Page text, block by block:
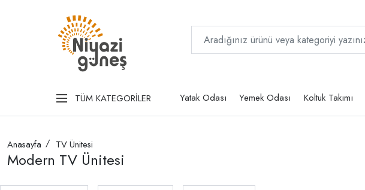
TÜM KATEGORİLER Yatak Odası Yemek Odası Koltuk Takımı
Anasayfa TV Ünitesi
Modern TV Ünitesi